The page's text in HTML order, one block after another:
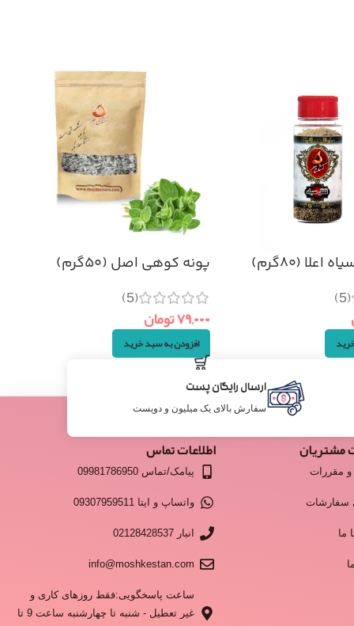
(۸۰گرم)
(5)
پونه کوهی اصل (۵۰گرم)
(5)
۷۹,۰۰۰تومان
افزودن به سبد خرید
ارسال رایگان پست
سفارش بالای یک میلیون و دویست
مشتریان
مقررات
سفارشات
ما
اطلاعات تماس
پیامک/تماس 09981786950
واتساپ و ایتا 09307959511
انبار 02128428537
info@moshkestan.com
ساعت پاسخگویی:فقط روزهای کاری و
غیر تعطیل - شنبه تا چهارشنبه ساعت 9 تا